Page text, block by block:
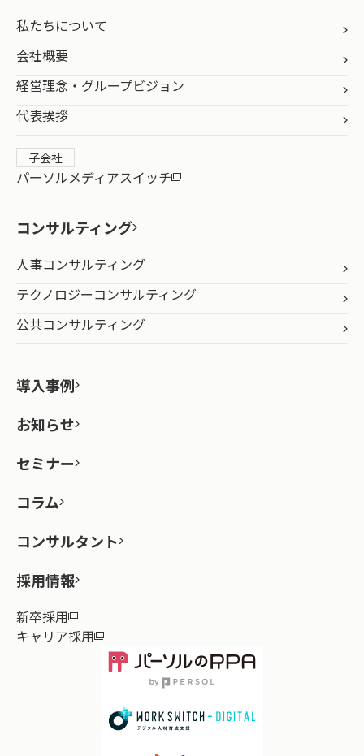
私たちについて
会社概要
経営理念・グループビジョン
代表挨拶
子会社
パーソルメディアスイッチ
コンサルティング
人事コンサルティング
テクノロジーコンサルティング
公共コンサルティング
導入事例
お知らせ
セミナー
コラム
コンサルタント
採用情報
新卒採用
キャリア採用